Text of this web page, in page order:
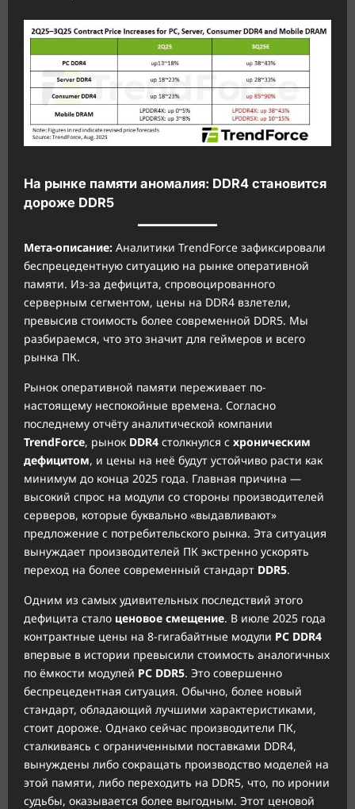
На рынке памяти аномалия: DDR4 становится
дороже DDR5
Мета-описание: Аналитики TrendForce зафиксировали
беспрецедентную ситуацию на рынке оперативной
памяти. Из-за дефицита, спровоцированного
серверным сегментом, цены на DDR4 взлетели,
превысив стоимость более современной DDR5. Мы
разбираемся, что это значит для геймеров и всего
рынка ПК.
Рынок оперативной памяти переживает по-
настоящему неспокойные времена. Согласно
последнему отчёту аналитической компании
TrendForce, рынок DDR4 столкнулся с хроническим
дефицитом, и цены на неё будут устойчиво расти как
минимум до конца 2025 года. Главная причина —
высокий спрос на модули со стороны производителей
серверов, которые буквально «выдавливают»
предложение с потребительского рынка. Эта ситуация
вынуждает производителей ПК экстренно ускорять
переход на более современный стандарт DDR5.
Одним из самых удивительных последствий этого
дефицита стало ценовое смещение. В июле 2025 года
контрактные цены на 8-гигабайтные модули PC DDR4
впервые в истории превысили стоимость аналогичных
по ёмкости модулей PC DDR5. Это совершенно
беспрецедентная ситуация. Обычно, более новый
стандарт, обладающий лучшими характеристиками,
стоит дороже. Однако сейчас производители ПК,
сталкиваясь с ограниченными поставками DDR4,
вынуждены либо сокращать производство моделей на
этой памяти, либо переходить на DDR5, что, по иронии
судьбы, оказывается более выгодным. Этот ценовой